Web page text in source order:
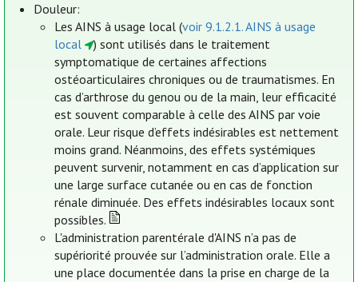
Douleur:
Les AINS à usage local (voir 9.1.2.1. AINS à usage
local
) sont utilisés dans le traitement
symptomatique de certaines affections
ostéoarticulaires chroniques ou de traumatismes. En
cas d’arthrose du genou ou de la main, leur efficacité
est souvent comparable à celle des AINS par voie
orale. Leur risque d’effets indésirables est nettement
moins grand. Néanmoins, des effets systémiques
peuvent survenir, notamment en cas d’application sur
une large surface cutanée ou en cas de fonction
rénale diminuée. Des effets indésirables locaux sont
possibles.
L'administration parentérale d'AINS n’a pas de
supériorité prouvée sur l’administration orale. Elle a
une place documentée dans la prise en charge de la